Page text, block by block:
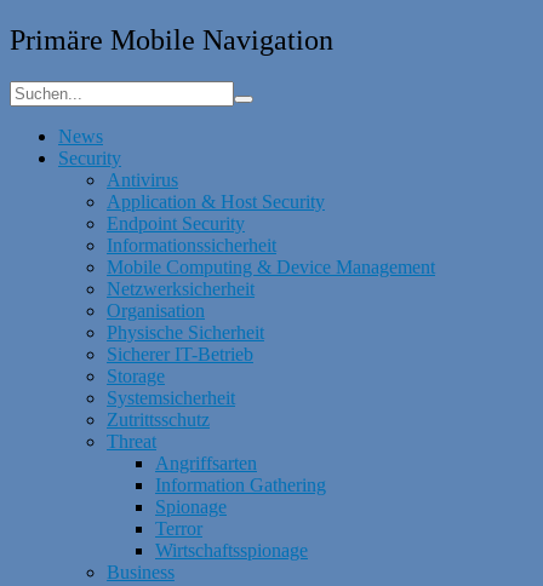
Primäre Mobile Navigation
News
Security
Antivirus
Application & Host Security
Endpoint Security
Informationssicherheit
Mobile Computing & Device Management
Netzwerksicherheit
Organisation
Physische Sicherheit
Sicherer IT-Betrieb
Storage
Systemsicherheit
Zutrittsschutz
Threat
Angriffsarten
Information Gathering
Spionage
Terror
Wirtschaftsspionage
Business